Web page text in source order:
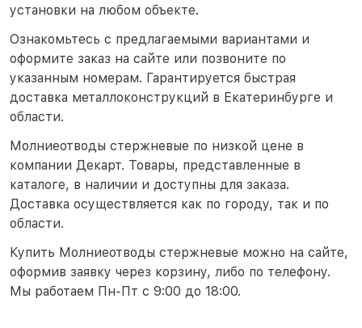
установки на любом объекте.
Ознакомьтесь с предлагаемыми вариантами и
оформите заказ на сайте или позвоните по
указанным номерам. Гарантируется быстрая
доставка металлоконструкций в Екатеринбурге и
области.
Молниеотводы стержневые по низкой цене в
компании Декарт. Товары, представленные в
каталоге, в наличии и доступны для заказа.
Доставка осуществляется как по городу, так и по
области.
Купить Молниеотводы стержневые можно на сайте,
оформив заявку через корзину, либо по телефону.
Мы работаем Пн-Пт с 9:00 до 18:00.